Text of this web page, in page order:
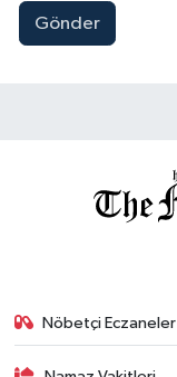
Gönder
Nöbetçi Eczaneler